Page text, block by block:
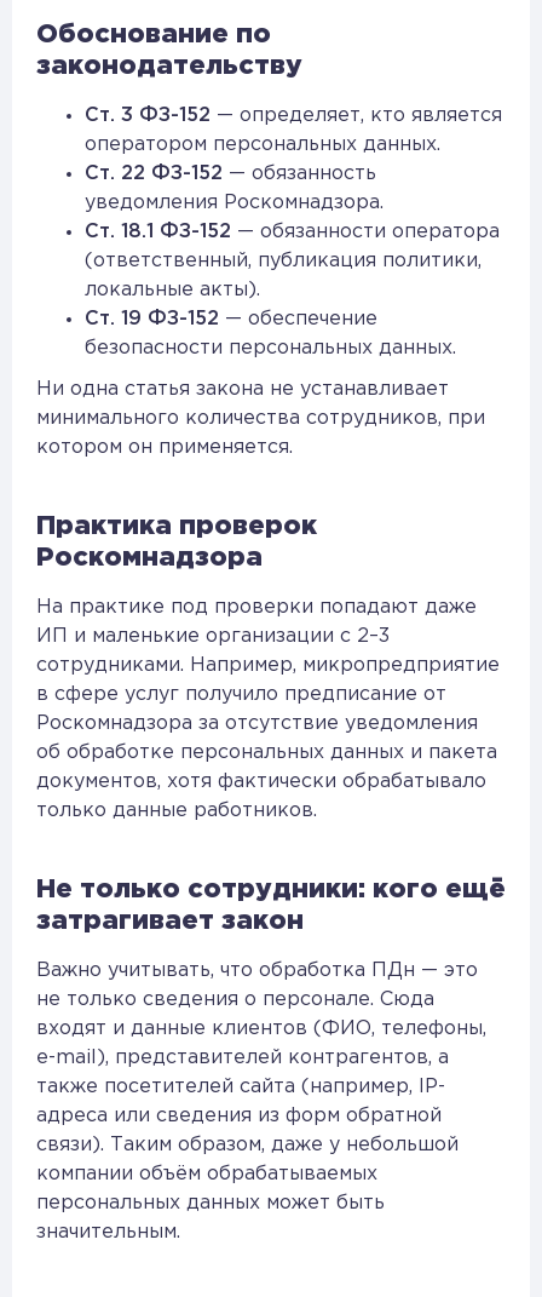
Обоснование по
законодательству
Ст. 3 ФЗ-152 — определяет, кто является
оператором персональных данных.
Ст. 22 ФЗ-152 — обязанность
уведомления Роскомнадзора.
Ст. 18.1 ФЗ-152 — обязанности оператора
(ответственный, публикация политики,
локальные акты).
Ст. 19 ФЗ-152 — обеспечение
безопасности персональных данных.
Ни одна статья закона не устанавливает
минимального количества сотрудников, при
котором он применяется.
Практика проверок
Роскомнадзора
На практике под проверки попадают даже
ИП и маленькие организации с 2–3
сотрудниками. Например, микропредприятие
в сфере услуг получило предписание от
Роскомнадзора за отсутствие уведомления
об обработке персональных данных и пакета
документов, хотя фактически обрабатывало
только данные работников.
Не только сотрудники: кого ещё
затрагивает закон
Важно учитывать, что обработка ПДн — это
не только сведения о персонале. Сюда
входят и данные клиентов (ФИО, телефоны,
e-mail), представителей контрагентов, а
также посетителей сайта (например, IP-
адреса или сведения из форм обратной
связи). Таким образом, даже у небольшой
компании объём обрабатываемых
персональных данных может быть
значительным.